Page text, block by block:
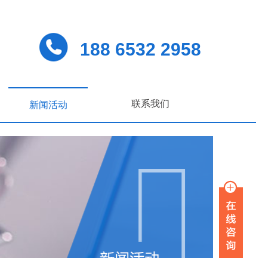
188 6532 2958
新闻活动 联系我们